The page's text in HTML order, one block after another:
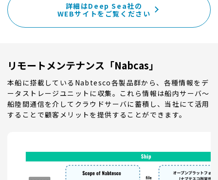
詳細はDeep Sea社の
WEBサイトをご覧ください
リモートメンテナンス「Nabcas」
本船に搭載しているNabtesco各製品群から、各種情報をデ
ータストレージユニットに収集。これら情報は船内サーバ～
船陸間通信を介してクラウドサーバに蓄積し、当社にて活用
することで顧客メリットを提供することができます。